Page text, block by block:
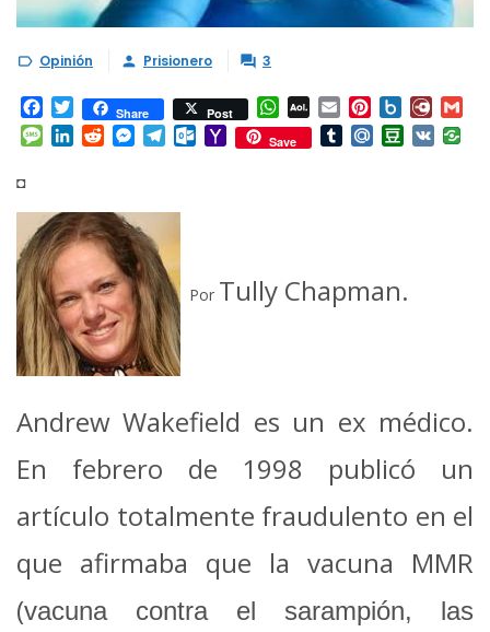
 Opinión  Prisionero  3
Facebook
TwitterShare Post WhatsApp
AOL
Mail
Email Pinterest
Box.net
Message
LinkedInRedditMessenger
TelegramOutlook.com
YahooSave TumblrMail.RuDouban
VK
◘
Por Tully Chapman.
Andrew Wakefield es un ex médico.
En febrero de 1998 publicó un
artículo totalmente fraudulento en el
que afirmaba que la vacuna MMR
(vacuna contra el sarampión, las